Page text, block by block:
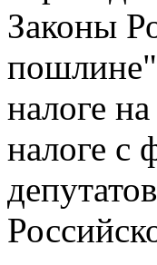
Законы
налоге
налоге с
депутатов